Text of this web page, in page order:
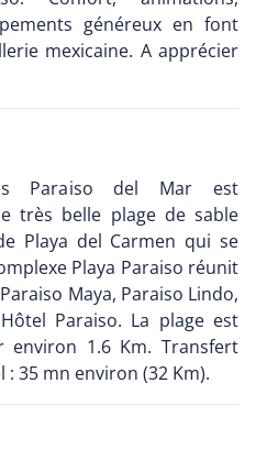
généreux en font
mexicaine. A apprécier
Paraiso del Mar est
très belle plage de sable
Playa del Carmen qui se
Playa Paraiso réunit
Maya, Paraiso Lindo,
Paraiso. La plage est
1.6 Km. Transfert
35 mn environ (32 Km).